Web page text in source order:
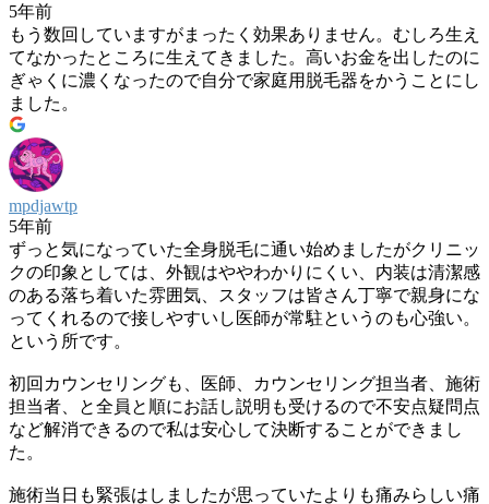
5年前
もう数回していますがまったく効果ありません。むしろ生え
てなかったところに生えてきました。高いお金を出したのに
ぎゃくに濃くなったので自分で家庭用脱毛器をかうことにし
ました。
mpdjawtp
5年前
ずっと気になっていた全身脱毛に通い始めましたがクリニッ
クの印象としては、外観はややわかりにくい、内装は清潔感
のある落ち着いた雰囲気、スタッフは皆さん丁寧で親身にな
ってくれるので接しやすいし医師が常駐というのも心強い。
という所です。
初回カウンセリングも、医師、カウンセリング担当者、施術
担当者、と全員と順にお話し説明も受けるので不安点疑問点
など解消できるので私は安心して決断することができまし
た。
施術当日も緊張はしましたが思っていたよりも痛みらしい痛